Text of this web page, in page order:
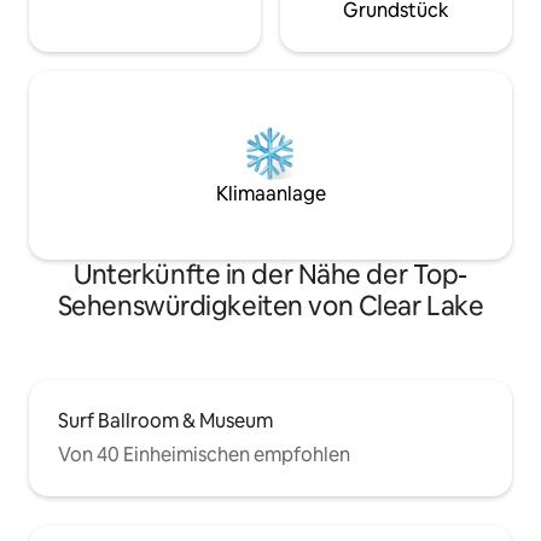
Grundstück
Klimaanlage
Unterkünfte in der Nähe der Top-
Sehenswürdigkeiten von Clear Lake
Surf Ballroom & Museum
Von 40 Einheimischen empfohlen